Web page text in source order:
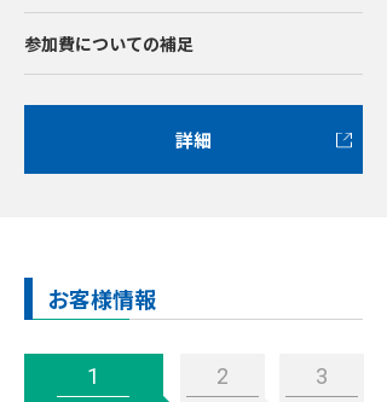
参加費についての補足
詳細
お客様情報
1
2
3